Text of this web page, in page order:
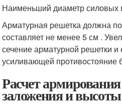
Наименьший диаметр силовых
Арматурная решетка должна
составляет не менее 5 см .
сечение арматурной решетки
усиливающей противостояние
Расчет
заложения и